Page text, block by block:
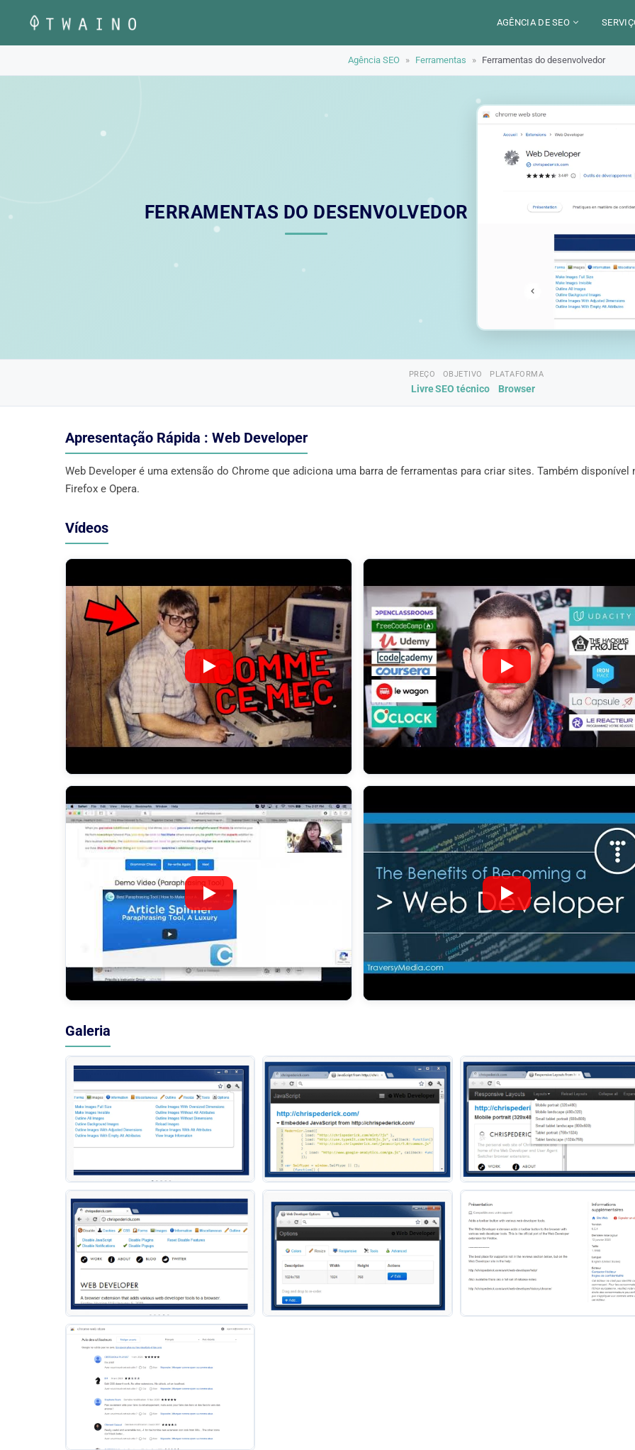
conteúdo
AGÊNCIA DE SEO
LOCALIZAÇÃO
LYON
TRABALHO
ALEXANDRE MAROTEL
Agência SEO » Ferramentas » Ferramentas do desenvolvedor
FERRAMENTAS DO DESENVOLVEDOR
PREÇO
Livre
OBJETIVO
SEO técnico
PLATAFORMA
Browser
Apresentação Rápida : Web Developer
Web Developer é uma extensão do Chrome que adiciona uma barra de ferramentas para criar sites. Também disponível
Firefox e Opera.
Vídeos
Galeria